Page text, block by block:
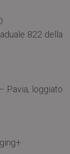
822 della
Pavia, loggiato